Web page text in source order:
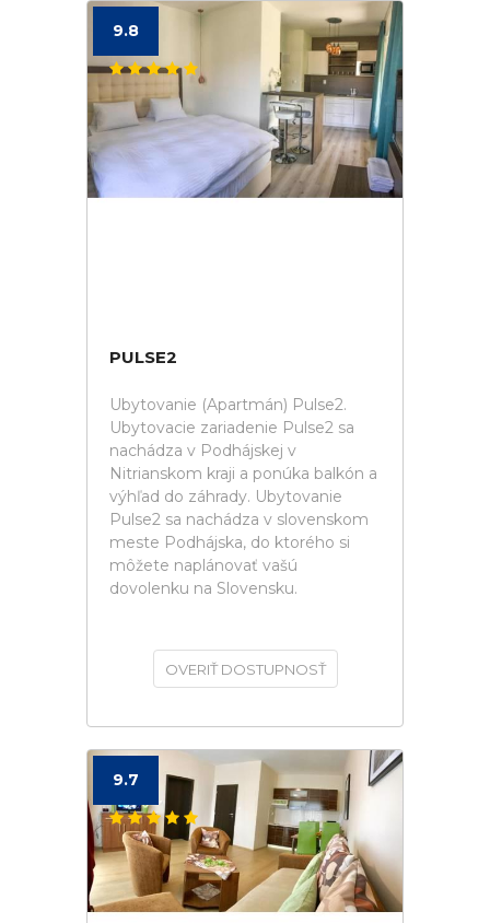
9.8
PULSE2
Ubytovanie (Apartmán) Pulse2.
Ubytovacie zariadenie Pulse2 sa
nachádza v Podhájskej v
Nitrianskom kraji a ponúka balkón a
výhľad do záhrady. Ubytovanie
Pulse2 sa nachádza v slovenskom
meste Podhájska, do ktorého si
môžete naplánovať vašú
dovolenku na Slovensku.
OVERIŤ DOSTUPNOSŤ
9.7